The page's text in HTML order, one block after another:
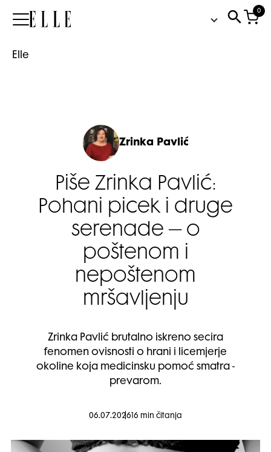
Elle
0
Elle
Piše Zrinka Pavlić:
Pohani picek i druge
serenade – o
poštenom i
nepoštenom
mršavljenju
Zrinka Pavlić brutalno iskreno secira
fenomen ovisnosti o hrani i licemjerje
okoline koja medicinsku pomoć smatra -
prevarom.
06.07.2026 16 min čitanja
Zrinka Pavlić